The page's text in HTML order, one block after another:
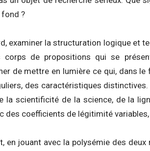
fond ?
examiner la structuration logique et
corps de propositions qui se
de mettre en lumière ce qui, dans
des caractéristiques
la scientificité de la science, de la
des coefficients de légitimité
en jouant avec la polysémie des